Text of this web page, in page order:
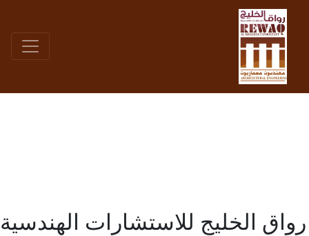
رواق الخليج للاستشارات الهندسية